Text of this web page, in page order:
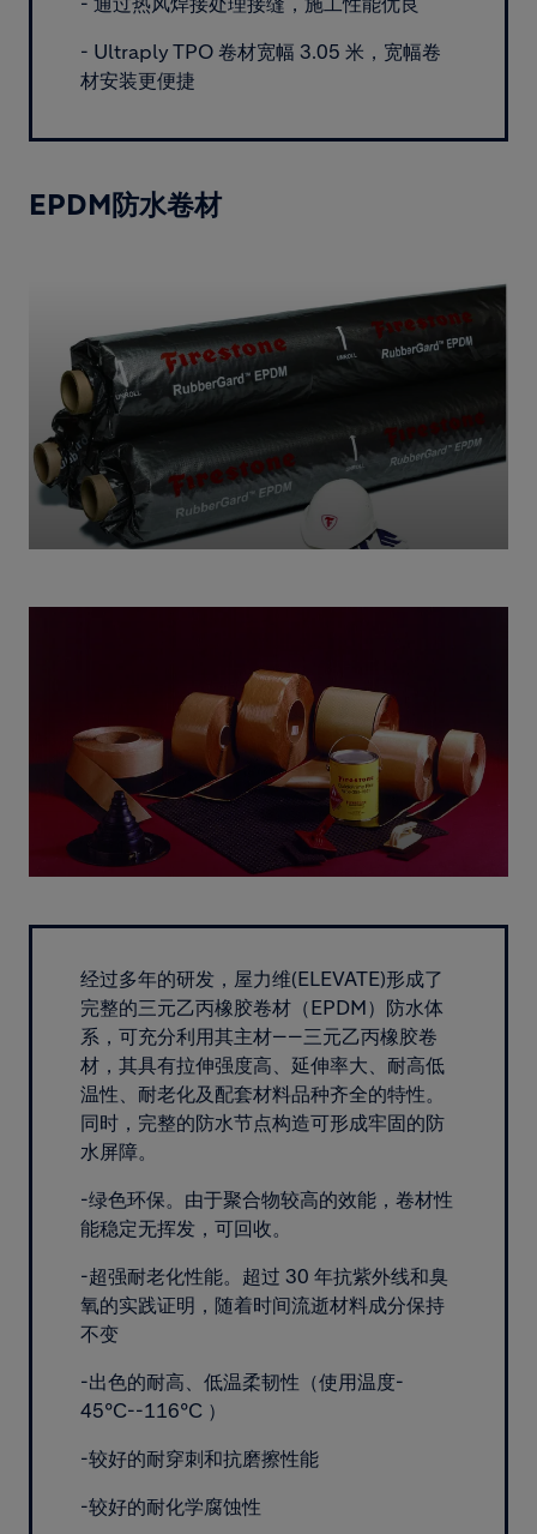
- Ultraply TPO 卷材宽幅 3.05 米，宽幅卷
材安装更便捷
EPDM防水卷材
经过多年的研发，屋力维(ELEVATE)形成了
完整的三元乙丙橡胶卷材（EPDM）防水体
系，可充分利用其主材——三元乙丙橡胶卷
材，其具有拉伸强度高、延伸率大、耐高低
温性、耐老化及配套材料品种齐全的特性。
同时，完整的防水节点构造可形成牢固的防
水屏障。
-绿色环保。由于聚合物较高的效能，卷材性
能稳定无挥发，可回收。
-超强耐老化性能。超过 30 年抗紫外线和臭
氧的实践证明，随着时间流逝材料成分保持
不变
-出色的耐高、低温柔韧性（使用温度-
45°C--116°C ）
-较好的耐穿刺和抗磨擦性能
-较好的耐化学腐蚀性